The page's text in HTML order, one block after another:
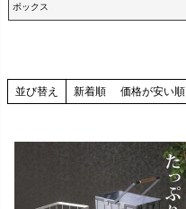
ボックス
並び替え 新着順 価格が安い順